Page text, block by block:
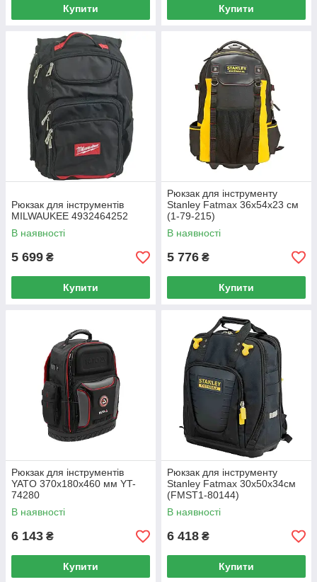
Купити Купити
Рюкзак для інструментів
MILWAUKEE 4932464252
В наявності
5 699 ₴
Купити
Рюкзак для інструменту
Stanley Fatmax 36x54x23 см
(1-79-215)
В наявності
5 776 ₴
Купити
Рюкзак для інструментів
YATO 370х180х460 мм YT-
74280
В наявності
6 143 ₴
Купити
Рюкзак для інструменту
Stanley Fatmax 30x50x34см
(FMST1-80144)
В наявності
6 418 ₴
Купити